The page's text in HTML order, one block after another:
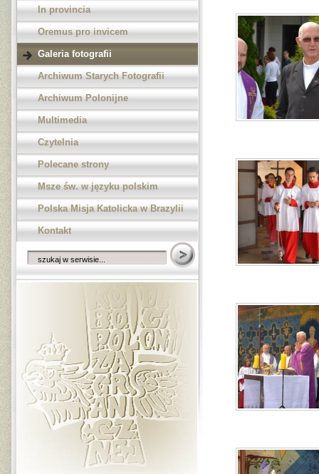
In provincia
Oremus pro invicem
Galeria fotografii
Archiwum Starych Fotografii
Archiwum Polonijne
Multimedia
Czytelnia
Polecane strony
Msze św. w języku polskim
Polska Misja Katolicka w Brazylii
Kontakt